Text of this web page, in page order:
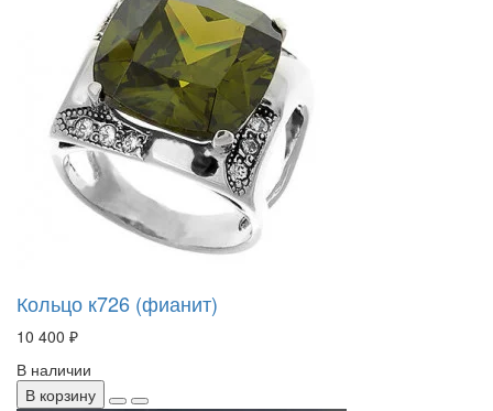
Кольцо к726 (фианит)
10 400 ₽
В наличии
В корзину